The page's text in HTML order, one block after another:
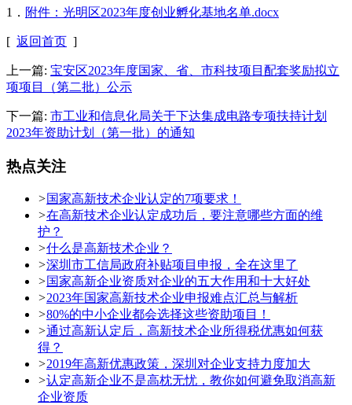
1． 附件：光明区2023年度创业孵化基地名单.docx
[ 返回首页 ]
上一篇: 宝安区2023年度国家、省、市科技项目配套奖励拟立
项项目（第二批）公示
下一篇: 市工业和信息化局关于下达集成电路专项扶持计划
2023年资助计划（第一批）的通知
热点关注
>国家高新技术企业认定的7项要求！
>在高新技术企业认定成功后，要注意哪些方面的维
护？
>什么是高新技术企业？
>深圳市工信局政府补贴项目申报，全在这里了
>国家高新企业资质对企业的五大作用和十大好处
>2023年国家高新技术企业申报难点汇总与解析
>80%的中小企业都会选择这些资助项目！
>通过高新认定后，高新技术企业所得税优惠如何获
得？
>2019年高新优惠政策，深圳对企业支持力度加大
>认定高新企业不是高枕无忧，教你如何避免取消高新
企业资质